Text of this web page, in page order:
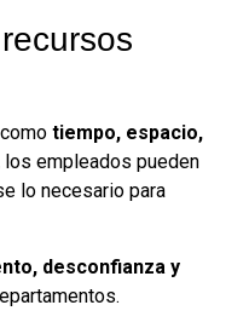
tiempo, espacio,
los empleados pueden
lo necesario para
desconfianza y